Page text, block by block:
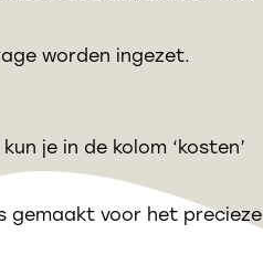
worden ingezet.
je in de kolom ‘kosten’
gemaakt voor het precieze